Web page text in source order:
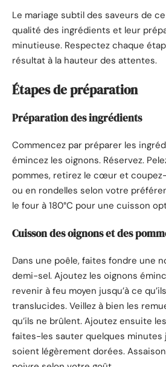
Le mariage subtil des saveurs de
qualité des ingrédients et leur
minutieuse. Respectez chaque
résultat à la hauteur des attentes.
Étapes de préparation
Préparation des ingrédients
Commencez par préparer les
émincez les oignons. Réservez.
pommes, retirez le cœur et
ou en rondelles selon votre
le four à 180°C pour une cuisson
Cuisson des oignons et des
Dans une poêle, faites fondre une
demi-sel. Ajoutez les oignons
revenir à feu moyen jusqu’à ce
translucides. Veillez à bien les
qu’ils ne brûlent. Ajoutez ensuite
faites-les sauter quelques minutes
soient légèrement dorées.